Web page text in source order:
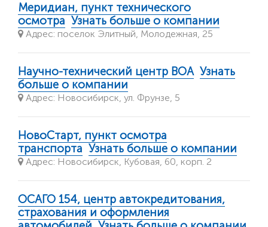
Меридиан, пункт технического
осмотра Узнать больше о компании
Адрес: поселок Элитный, Молодежная, 25
Научно-технический центр ВОА Узнать
больше о компании
Адрес: Новосибирск, ул. Фрунзе, 5
НовоСтарт, пункт осмотра
транспорта Узнать больше о компании
Адрес: Новосибирск, Кубовая, 60, корп. 2
ОСАГО 154, центр автокредитования,
страхования и оформления